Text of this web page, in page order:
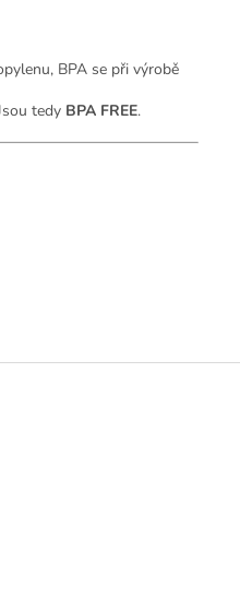
BPA se při výrobě
tedy BPA FREE.